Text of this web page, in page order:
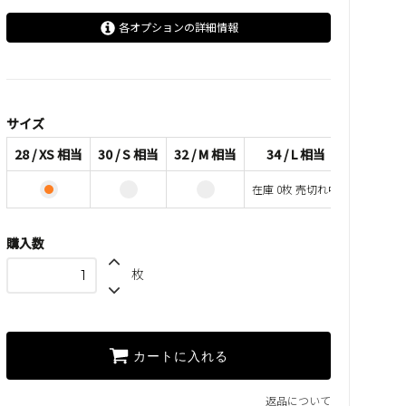
各オプションの詳細情報
34 / L 相当
SOLD OUT
サイズ
28 / XS 相当
30 / S 相当 32 / M 相当 34 / L 相当
在庫 0枚 売切れ中
購入数
枚
カートに入れる
返品について